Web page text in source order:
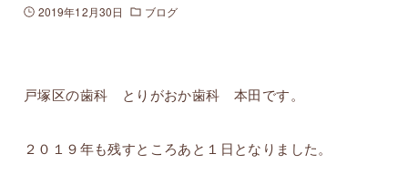
2019年12月30日 ブログ
戸塚区の歯科 とりがおか歯科 本田です。
２０１９年も残すところあと１日となりました。